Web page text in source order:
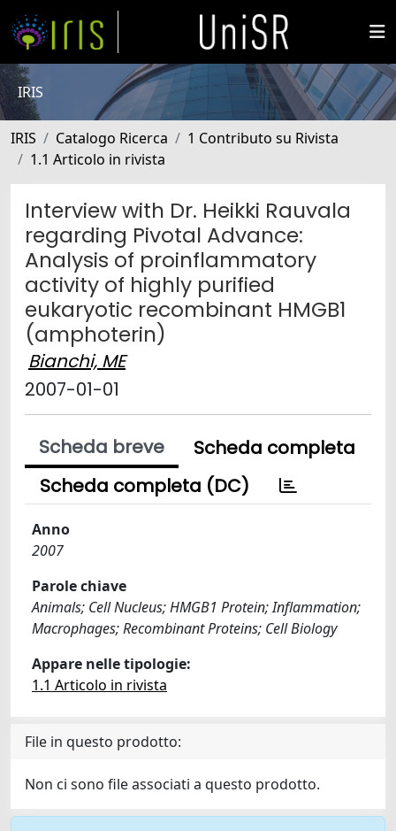
IRIS
IRIS Catalogo Ricerca
1 Contributo su Rivista
1.1 Articolo in rivista
Interview with Dr. Heikki Rauvala
regarding Pivotal Advance:
Analysis of proinflammatory
activity of highly purified
eukaryotic recombinant HMGB1
(amphoterin)
Bianchi, ME
2007-01-01
Scheda breve
Scheda completa
Scheda completa (DC)
Anno
2007
Parole chiave
Animals; Cell Nucleus; HMGB1 Protein; Inflammation;
Macrophages; Recombinant Proteins; Cell Biology
Appare nelle tipologie:
1.1 Articolo in rivista
File in questo prodotto:
Non ci sono file associati a questo prodotto.